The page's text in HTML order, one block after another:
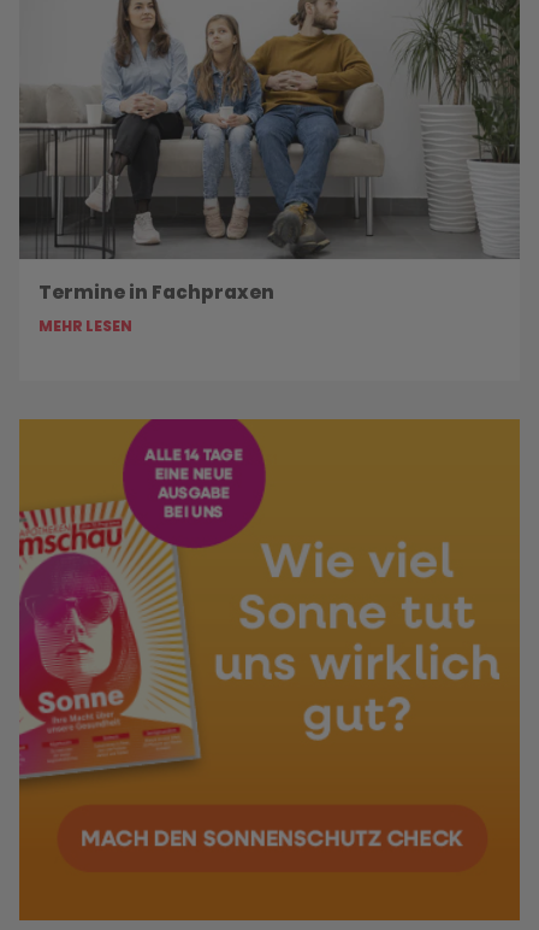
Termine in Fachpraxen
MEHR LESEN